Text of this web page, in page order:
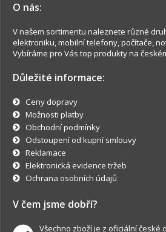
O nás:
V našem sortimentu naleznete různé
elektroniku, mobilní telefony, počítače,
Vybíráme pro Vás top produkty na
Důležité informace:
Ceny dopravy
Možnosti platby
Obchodní podmínky
Odstoupení od kupní smlouvy
Reklamace
Elektronická evidence tržeb
Ochrana osobních údajů
V čem jsme dobří?
Všechno zboží je z oficiální české